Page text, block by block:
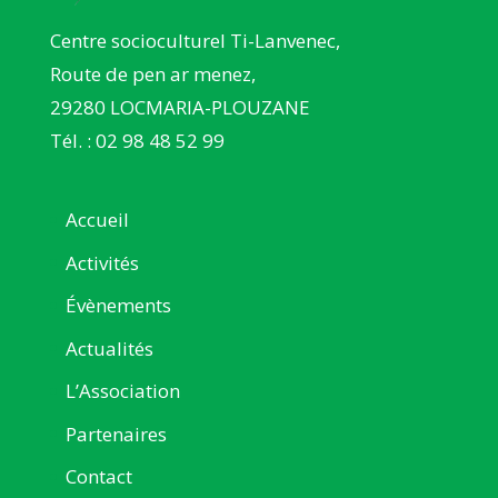
Centre socioculturel Ti-Lanvenec,
Route de pen ar menez,
29280 LOCMARIA-PLOUZANE
Tél. : 02 98 48 52 99
Accueil
Activités
Évènements
Actualités
L’Association
Partenaires
Contact